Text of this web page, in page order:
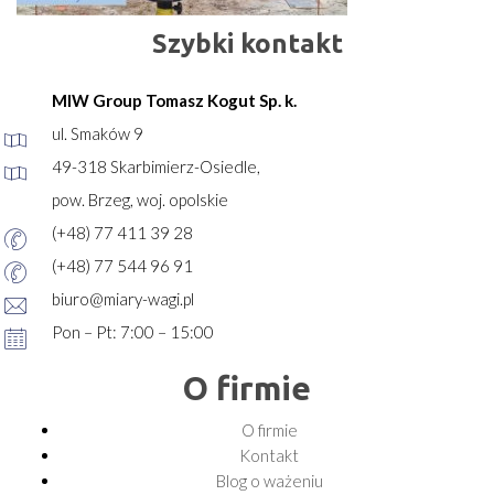
Szybki kontakt
MIW Group Tomasz Kogut Sp. k.
ul. Smaków 9
49-318 Skarbimierz-Osiedle,
pow. Brzeg, woj. opolskie
(+48) 77 411 39 28
(+48) 77 544 96 91
biuro@miary-wagi.pl
Pon – Pt: 7:00 – 15:00
O firmie
O firmie
Kontakt
Blog o ważeniu